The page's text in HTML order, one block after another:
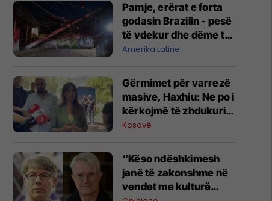
Pamje, erërat e forta
godasin Brazilin - pesë
të vdekur dhe dëme të
shumta materiale
Amerika Latine
Gërmimet për varrezë
masive, ​Haxhiu: Ne po i
kërkojmë të zhdukurit,
Vuçiq vazhdon t’i
Kosovë
“Këso ndëshkimesh
janë të zakonshme në
vendet me kulturë